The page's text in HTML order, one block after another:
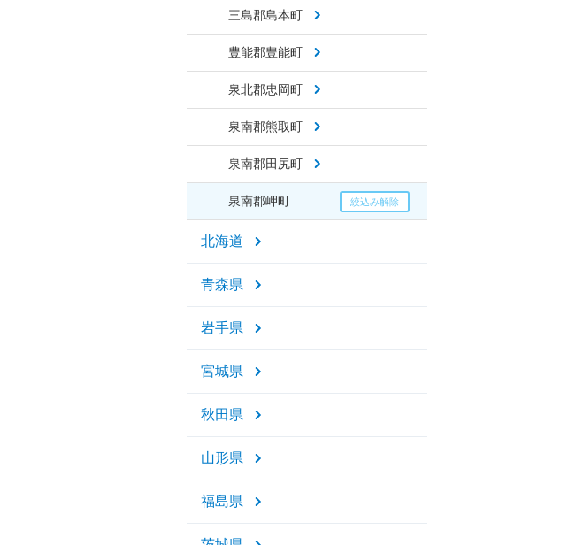
三島郡島本町
豊能郡豊能町
泉北郡忠岡町
泉南郡熊取町
泉南郡田尻町
泉南郡岬町
北海道
青森県
岩手県
宮城県
秋田県
山形県
福島県